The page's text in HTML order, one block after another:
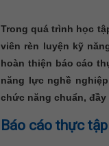
Trong quá trình học
viên rèn luyện kỹ
hoàn thiện báo cáo
năng lực nghề
chức năng chuẩn,
Báo cáo thực